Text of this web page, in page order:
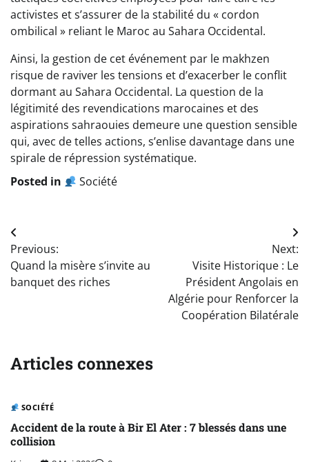
activistes et s’assurer de la stabilité du « cordon
ombilical » reliant le Maroc au Sahara Occidental.
Ainsi, la gestion de cet événement par le makhzen
risque de raviver les tensions et d’exacerber le conflit
dormant au Sahara Occidental. La question de la
légitimité des revendications marocaines et des
aspirations sahraouies demeure une question sensible
qui, avec de telles actions, s’enlise davantage dans une
spirale de répression systématique.
Posted in
Société
Navigation
de
l’article
Previous:
Quand la misère s’invite au
banquet des riches
Next:
Visite Historique : Le
Président Angolais en
Algérie pour Renforcer la
Coopération Bilatérale
Articles connexes
SOCIÉTÉ
Accident de la route à Bir El Ater : 7 blessés dans une
collision